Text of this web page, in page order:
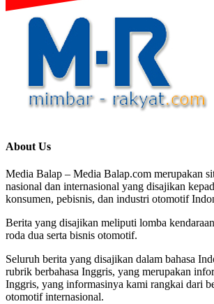
About Us
Media Balap – Media Balap.com merupakan
nasional dan internasional yang disajikan
konsumen, pebisnis, dan industri otomotif
Berita yang disajikan meliputi lomba
roda dua serta bisnis otomotif.
Seluruh berita yang disajikan dalam bahasa
rubrik berbahasa Inggris, yang merupakan
Inggris, yang informasinya kami rangkai dari
otomotif internasional.